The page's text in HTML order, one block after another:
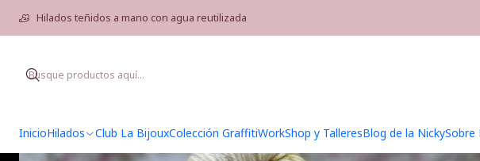
InicioHilados Club La BijouxColección GraffitiWorkShop y TalleresBlog de la NickySobre
Hilados teñidos a mano con agua reutilizada